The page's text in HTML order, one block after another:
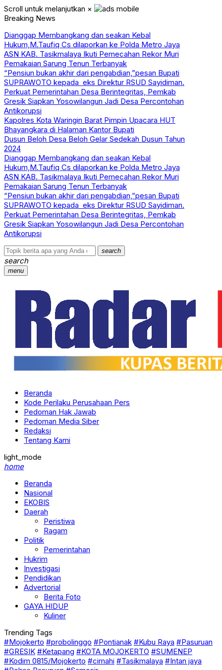
Scroll untuk melanjutkan ×
Breaking News
Dianggap Membangkang dan seakan Kebal
Hukum,M.Taufiq Cs dilaporkan ke Polda Metro Jaya
ASN KAB. Tasikmalaya Ikuti Pemecahan Rekor Muri
Pemakaian Sarung Tenun Terbanyak
“Pensiun bukan akhir dari pengabdian,”pesan Bupati
SUPRAWOTO kepada eks Direktur RSUD Sayidiman.
Perkuat Pemerintahan Desa Berintegritas, Pemkab
Gresik Siapkan Yosowilangun Jadi Desa Percontohan
Antikorupsi
Kapolres Kota Waringin Barat Pimpin Upacara HUT
Bhayangkara di Halaman Kantor Bupati
Dusun Beloh Desa Beloh Gelar Sedekah Dusun Tahun
2024
Dianggap Membangkang dan seakan Kebal
Hukum,M.Taufiq Cs dilaporkan ke Polda Metro Jaya
ASN KAB. Tasikmalaya Ikuti Pemecahan Rekor Muri
Pemakaian Sarung Tenun Terbanyak
“Pensiun bukan akhir dari pengabdian,”pesan Bupati
SUPRAWOTO kepada eks Direktur RSUD Sayidiman.
Perkuat Pemerintahan Desa Berintegritas, Pemkab
Gresik Siapkan Yosowilangun Jadi Desa Percontohan
Antikorupsi
search
search
menu
Beranda
Kode Perilaku Perusahaan Pers
Pedoman Hak Jawab
Pedoman Media Siber
Redaksi
Tentang Kami
light_mode
home
Beranda
Nasional
EKOBIS
Daerah
Peristiwa
Ragam
Politik
Pemerintahan
Hukrim
Investigasi
Pendidikan
Advertorial
Berita Foto
GAYA HIDUP
Kuliner
Trending Tags
#Mojokerto #probolinggo #Pontianak #Kubu Raya #Pasuruan
#GRESIK #Ketapang #KOTA MOJOKERTO #SUMENEP
#Kodim 0815/Mojokerto #cimahi #Tasikmalaya #Intan jaya